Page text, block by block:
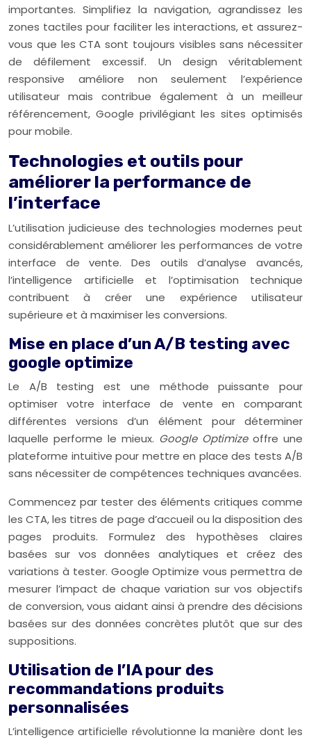
importantes. Simplifiez la navigation, agrandissez les
zones tactiles pour faciliter les interactions, et assurez-
vous que les CTA sont toujours visibles sans nécessiter
de défilement excessif. Un design véritablement
responsive améliore non seulement l’expérience
utilisateur mais contribue également à un meilleur
référencement, Google privilégiant les sites optimisés
pour mobile.
Technologies et outils pour
améliorer la performance de
l’interface
L’utilisation judicieuse des technologies modernes peut
considérablement améliorer les performances de votre
interface de vente. Des outils d’analyse avancés,
l’intelligence artificielle et l’optimisation technique
contribuent à créer une expérience utilisateur
supérieure et à maximiser les conversions.
Mise en place d’un A/B testing avec
google optimize
Le A/B testing est une méthode puissante pour
optimiser votre interface de vente en comparant
différentes versions d’un élément pour déterminer
laquelle performe le mieux. Google Optimize offre une
plateforme intuitive pour mettre en place des tests A/B
sans nécessiter de compétences techniques avancées.
Commencez par tester des éléments critiques comme
les CTA, les titres de page d’accueil ou la disposition des
pages produits. Formulez des hypothèses claires
basées sur vos données analytiques et créez des
variations à tester. Google Optimize vous permettra de
mesurer l’impact de chaque variation sur vos objectifs
de conversion, vous aidant ainsi à prendre des décisions
basées sur des données concrètes plutôt que sur des
suppositions.
Utilisation de l’IA pour des
recommandations produits
personnalisées
L’intelligence artificielle révolutionne la manière dont les